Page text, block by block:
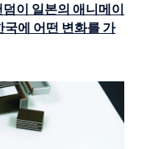
이 일본의 애니메이
에 어떤 변화를 가